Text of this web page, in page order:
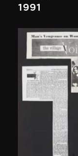
1991